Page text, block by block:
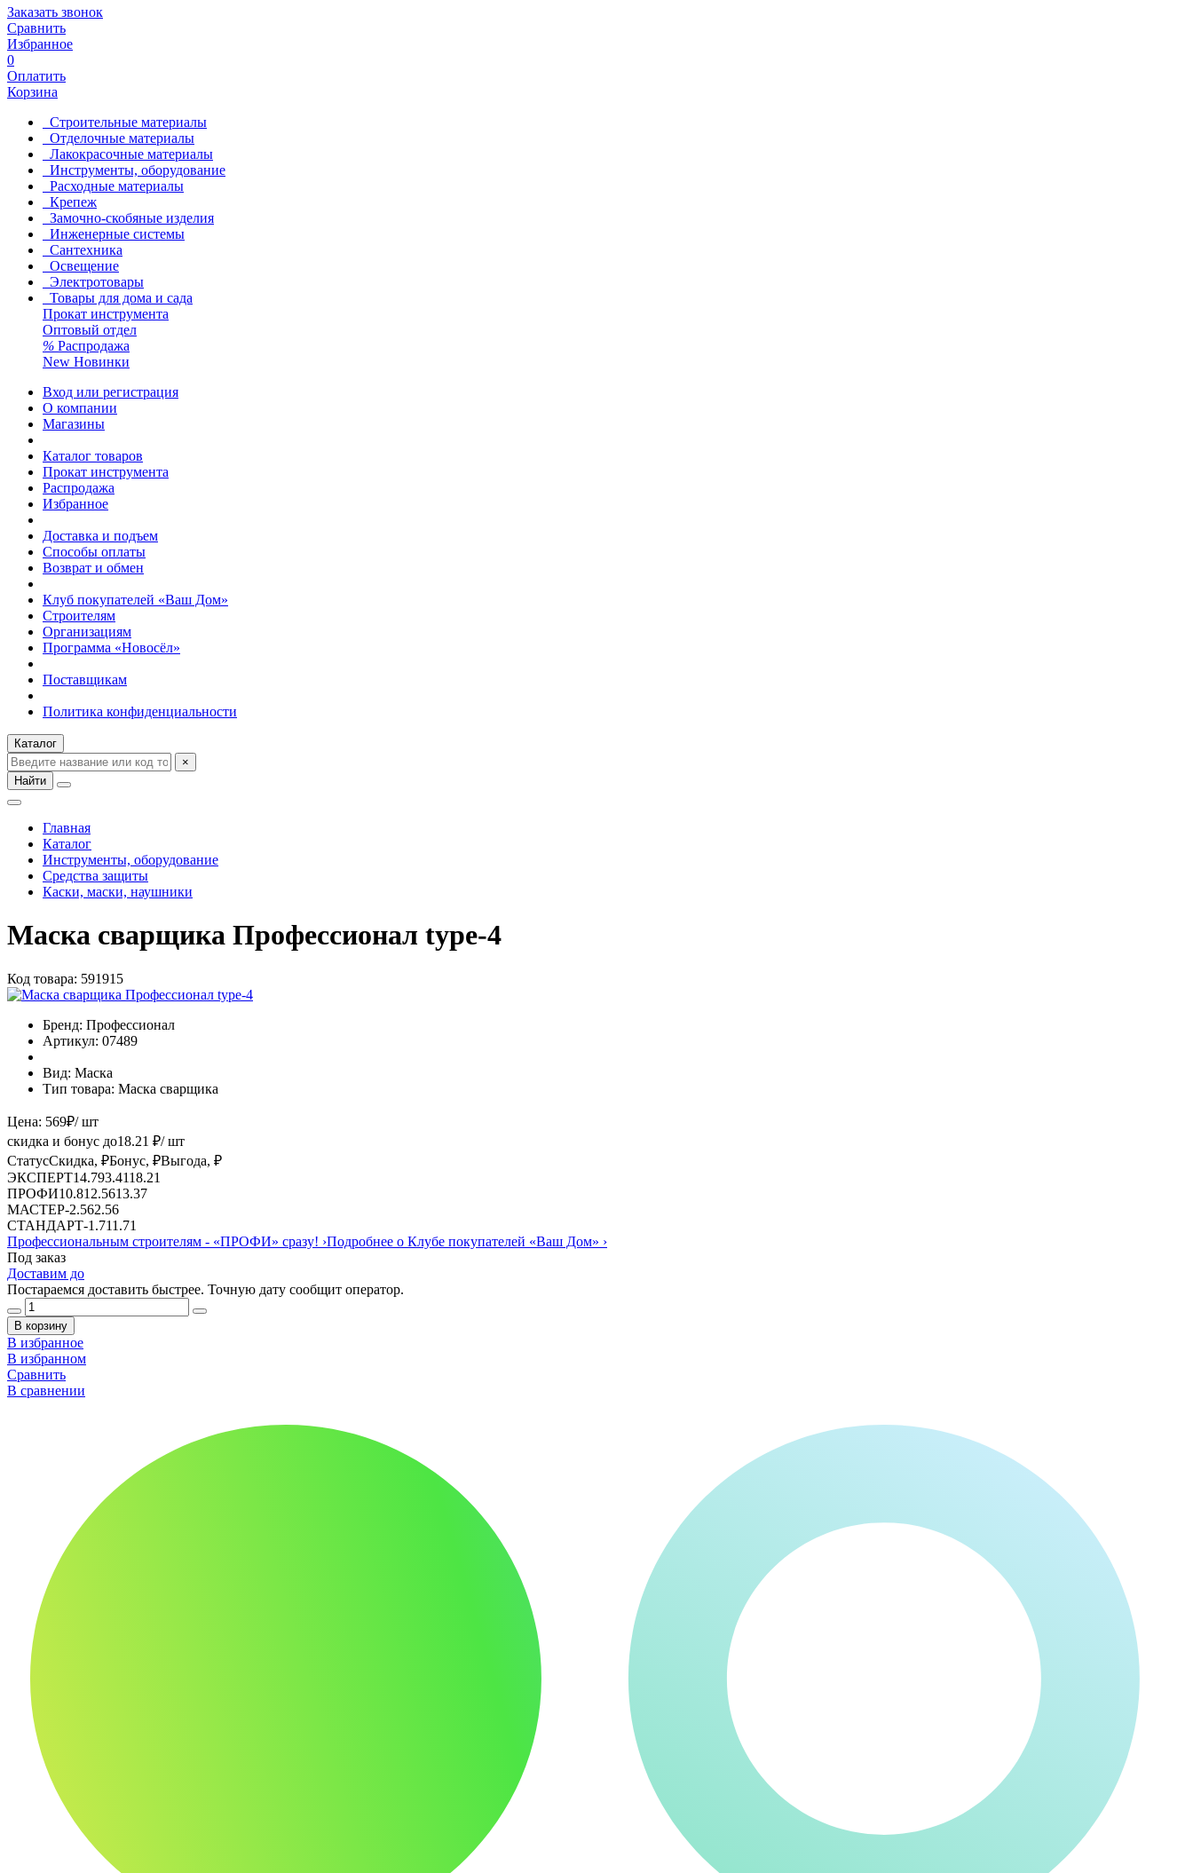
Заказать звонок
Сравнить
Избранное
0
Оплатить
Корзина
Строительные материалы
Отделочные материалы
Лакокрасочные материалы
Инструменты, оборудование
Расходные материалы
Крепеж
Замочно-скобяные изделия
Инженерные системы
Сантехника
Освещение
Электротовары
Товары для дома и сада
Прокат инструмента
Оптовый отдел
% Распродажа
New Новинки
Вход или регистрация
О компании
Магазины
Каталог товаров
Прокат инструмента
Распродажа
Избранное
Доставка и подъем
Способы оплаты
Возврат и обмен
Клуб покупателей «Ваш Дом»
Строителям
Организациям
Программа «Новосёл»
Поставщикам
Политика конфиденциальности
Каталог
×
Найти
Главная
Каталог
Инструменты, оборудование
Средства защиты
Каски, маски, наушники
Маска сварщика Профессионал type-4
Код товара: 591915
Бренд: Профессионал
Артикул: 07489
Вид: Маска
Тип товара: Маска сварщика
Цена: 569₽/ шт
скидка и бонус до18.21 ₽/ шт
СтатусСкидка, ₽Бонус, ₽Выгода, ₽
ЭКСПЕРТ14.793.4118.21
ПРОФИ10.81 2.5613.37
МАСТЕР-2.562.56
СТАНДАРТ-1.711.71
Профессиональным строителям - «ПРОФИ» сразу! ›Подробнее о Клубе покупателей «Ваш Дом» ›
Под заказ
Доставим до
Постараемся доставить быстрее. Точную дату сообщит оператор.
В корзину
В избранное
В избранном
Сравнить
В сравнении